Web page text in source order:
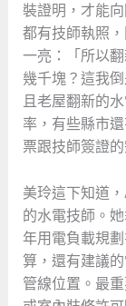
裝證明，才能
都有技師執照
一亮：「所以
幾千塊？這我
且老屋翻新的
率，有些縣市
票跟技師簽證的
美玲這下知道
的水電技師。
年用電負載規
算，還有建議
管線位置。最